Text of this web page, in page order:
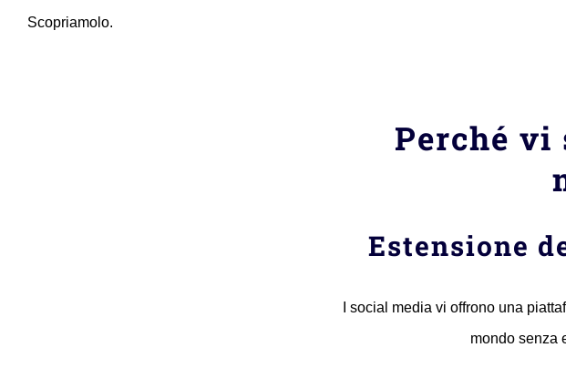
Scopriamolo.
Perché vi
Estensione
I social media vi offrono una
mondo senza